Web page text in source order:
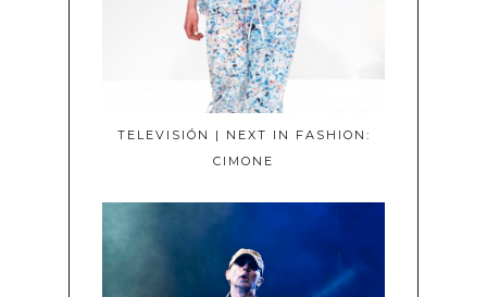
TELEVISIÓN | NEXT IN FASHION:
CIMONE